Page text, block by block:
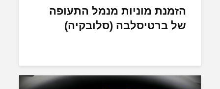
הזמנת מוניות מנמל התעופה
של ברטיסלבה (סלובקיה)